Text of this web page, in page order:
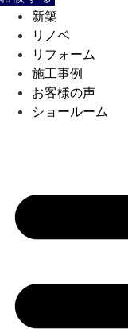
新築
リノベ
リフォーム
施工事例
お客様の声
ショールーム